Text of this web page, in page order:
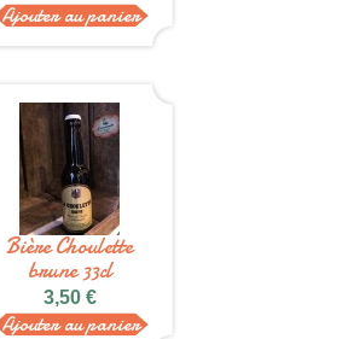
Ajouter au panier
Bière Choulette
brune 33cl
3,50 €
Ajouter au panier